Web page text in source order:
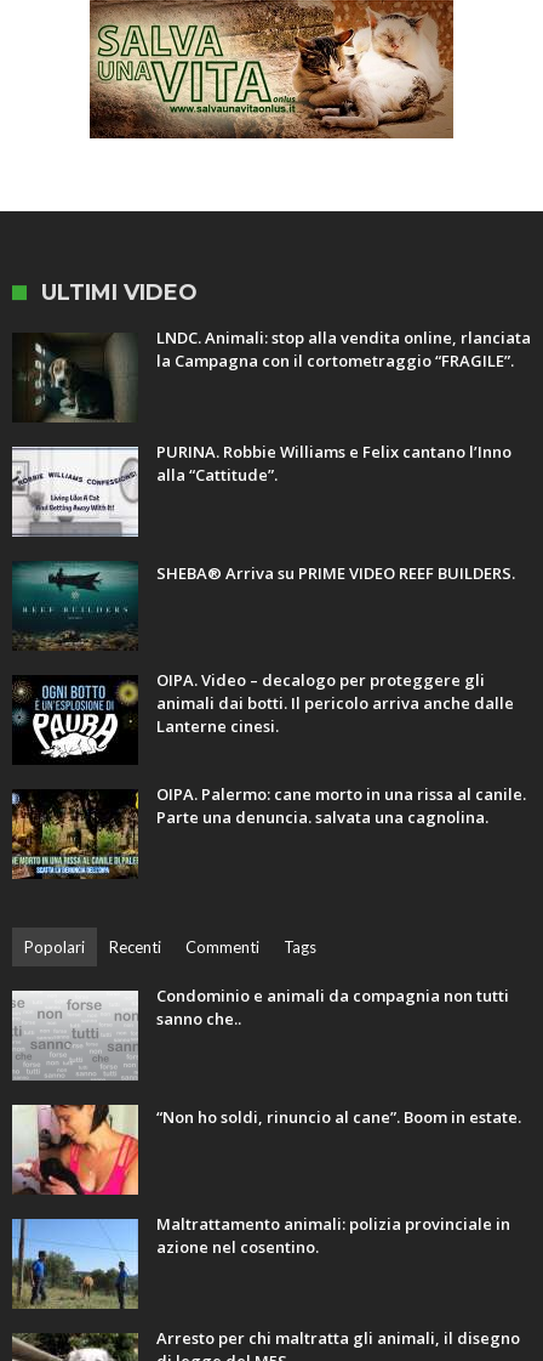
ULTIMI VIDEO
LNDC. Animali: stop alla vendita online, rlanciata
la Campagna con il cortometraggio “FRAGILE”.
PURINA. Robbie Williams e Felix cantano l’Inno
alla “Cattitude”.
SHEBA® Arriva su PRIME VIDEO REEF BUILDERS.
OIPA. Video – decalogo per proteggere gli
animali dai botti. Il pericolo arriva anche dalle
Lanterne cinesi.
OIPA. Palermo: cane morto in una rissa al canile.
Parte una denuncia. salvata una cagnolina.
Popolari Recenti Commenti Tags
Condominio e animali da compagnia non tutti
sanno che..
“Non ho soldi, rinuncio al cane”. Boom in estate.
Maltrattamento animali: polizia provinciale in
azione nel cosentino.
Arresto per chi maltratta gli animali, il disegno